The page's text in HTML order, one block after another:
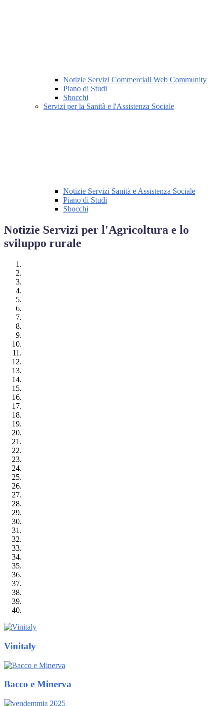
Notizie Servizi Commerciali Web Community
Piano di Studi
Sbocchi
Servizi per la Sanità e l'Assistenza Sociale
Notizie Servizi Sanità e Assistenza Sociale
Piano di Studi
Sbocchi
Notizie Servizi per l'Agricoltura e lo
sviluppo rurale
Vinitaly
Bacco e Minerva